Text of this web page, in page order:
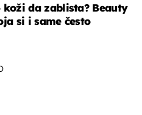
da zablista? Beauty
si i same često